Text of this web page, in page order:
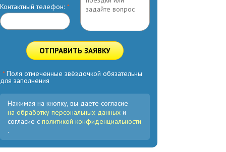
Контактный телефон: *
ОТПРАВИТЬ ЗАЯВКУ
*Поля отмеченные звёздочкой обязательны
для заполнения
Нажимая на кнопку, вы даете согласие
на обработку персональных данных и
согласие с политикой конфиденциальности
.